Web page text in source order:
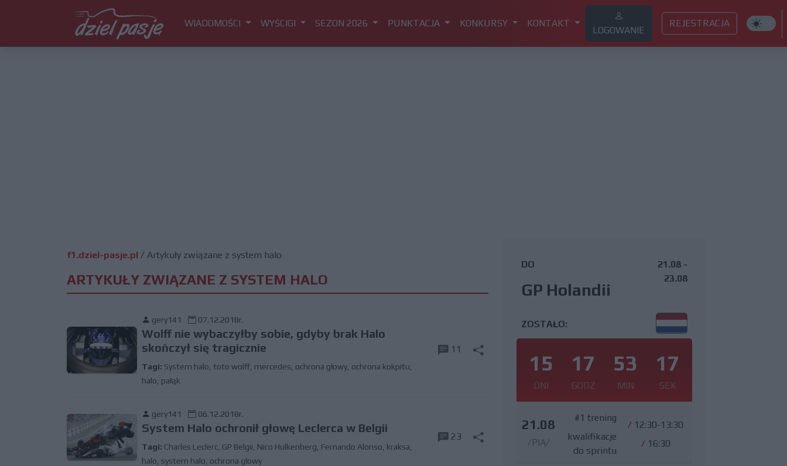
WIADOMOŚCI WYŚCIGI SEZON 2026 PUNKTACJA KONKURSY KONTAKT
LOGOWANIE
REJESTRACJA
f1.dziel-pasje.pl / Artykuły związane z system halo
ARTYKUŁY ZWIĄZANE Z SYSTEM HALO
gery141 07.12.2018r.
Wolff nie wybaczyłby sobie, gdyby brak Halo
skończył się tragicznie
Tagi: System halo toto wolff mercedes ochrona głowy ochrona kokpitu
halo pałąk
11
gery141 06.12.2018r.
System Halo ochronił głowę Leclerca w Belgii
Tagi: Charles Leclerc GP Belgii Nico Hulkenberg Fernando Alonso kraksa
halo system halo ochrona głowy
23
DO
GP Holandii
21.08 -
23.08
ZOSTAŁO:
15
DNI
17
GODZ
53
MIN
16
SEK
21.08
/PIĄ/
#1 trening
kwalifikacje
do sprintu
/ 12:30-13:30
/ 16:30